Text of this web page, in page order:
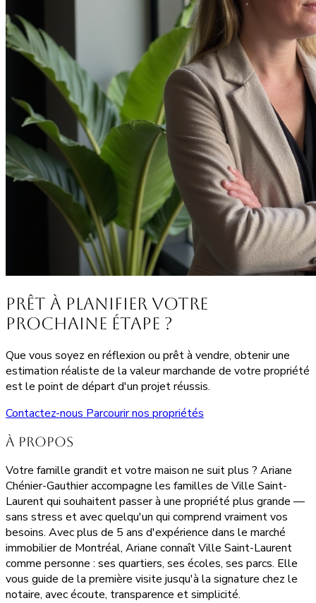
Prêt à planifier votre
prochaine étape ?
Que vous soyez en réflexion ou prêt à vendre, obtenir une
estimation réaliste de la valeur marchande de votre propriété
est le point de départ d'un projet réussis.
Contactez-nous Parcourir nos propriétés
À propos
Votre famille grandit et votre maison ne suit plus ? Ariane
Chénier-Gauthier accompagne les familles de Ville Saint-
Laurent qui souhaitent passer à une propriété plus grande —
sans stress et avec quelqu'un qui comprend vraiment vos
besoins. Avec plus de 5 ans d'expérience dans le marché
immobilier de Montréal, Ariane connaît Ville Saint-Laurent
comme personne : ses quartiers, ses écoles, ses parcs. Elle
vous guide de la première visite jusqu'à la signature chez le
notaire, avec écoute, transparence et simplicité.